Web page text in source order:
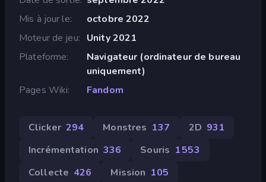
Mis à jour le
octobre 2022
Moteur de jeu
Unity 2021
Plateforme
Navigateur (ordinateur de bureau
uniquement)
Pages Wiki
Fandom
Clicker 294 Monstres 137 2D 931
Incrémentation 336 Souris 1 553
Collecte 426 Mission 105